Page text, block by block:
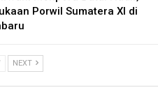
Porwil Sumatera XI di
NEXT